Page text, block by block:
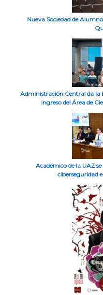
Nueva Sociedad de
Administración Central da la
ingreso del Área de
Académico de la UAZ
ciberseguridad